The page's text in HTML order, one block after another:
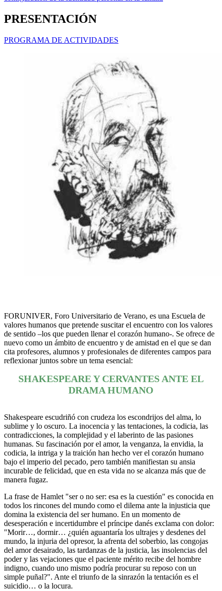
PRESENTACIÓN
PROGRAMA DE ACTIVIDADES
FORUNIVER, Foro Universitario de Verano, es una Escuela de
valores humanos que pretende suscitar el encuentro con los valores
de sentido –los que pueden llenar el corazón humano-. Se ofrece de
nuevo como un ámbito de encuentro y de amistad en el que se dan
cita profesores, alumnos y profesionales de diferentes campos para
reflexionar juntos sobre un tema esencial:
SHAKESPEARE Y CERVANTES ANTE EL
DRAMA HUMANO
Shakespeare escudriñó con crudeza los escondrijos del alma, lo
sublime y lo oscuro. La inocencia y las tentaciones, la codicia, las
contradicciones, la complejidad y el laberinto de las pasiones
humanas. Su fascinación por el amor, la venganza, la envidia, la
codicia, la intriga y la traición han hecho ver el corazón humano
bajo el imperio del pecado, pero también manifiestan su ansia
incurable de felicidad, que en esta vida no se alcanza más que de
manera fugaz.
La frase de Hamlet "ser o no ser: esa es la cuestión" es conocida en
todos los rincones del mundo como el dilema ante la injusticia que
domina la existencia del ser humano. En un momento de
desesperación e incertidumbre el príncipe danés exclama con dolor:
"Morir…, dormir… ¿quién aguantaría los ultrajes y desdenes del
mundo, la injuria del opresor, la afrenta del soberbio, las congojas
del amor desairado, las tardanzas de la justicia, las insolencias del
poder y las vejaciones que el paciente mérito recibe del hombre
indigno, cuando uno mismo podría procurar su reposo con un
simple puñal?". Ante el triunfo de la sinrazón la tentación es el
suicidio… o la locura.